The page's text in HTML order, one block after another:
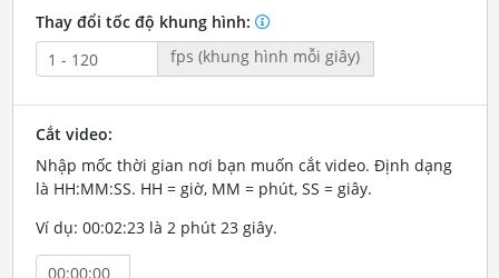
Thay đổi tốc độ khung hình:
fps (khung hình mỗi giây)
Cắt video:
Nhập mốc thời gian nơi bạn muốn cắt video. Định dạng
là HH:MM:SS. HH = giờ, MM = phút, SS = giây.
Ví dụ: 00:02:23 là 2 phút 23 giây.